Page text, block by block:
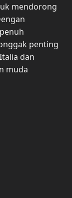
mendorong
penting
dan
muda